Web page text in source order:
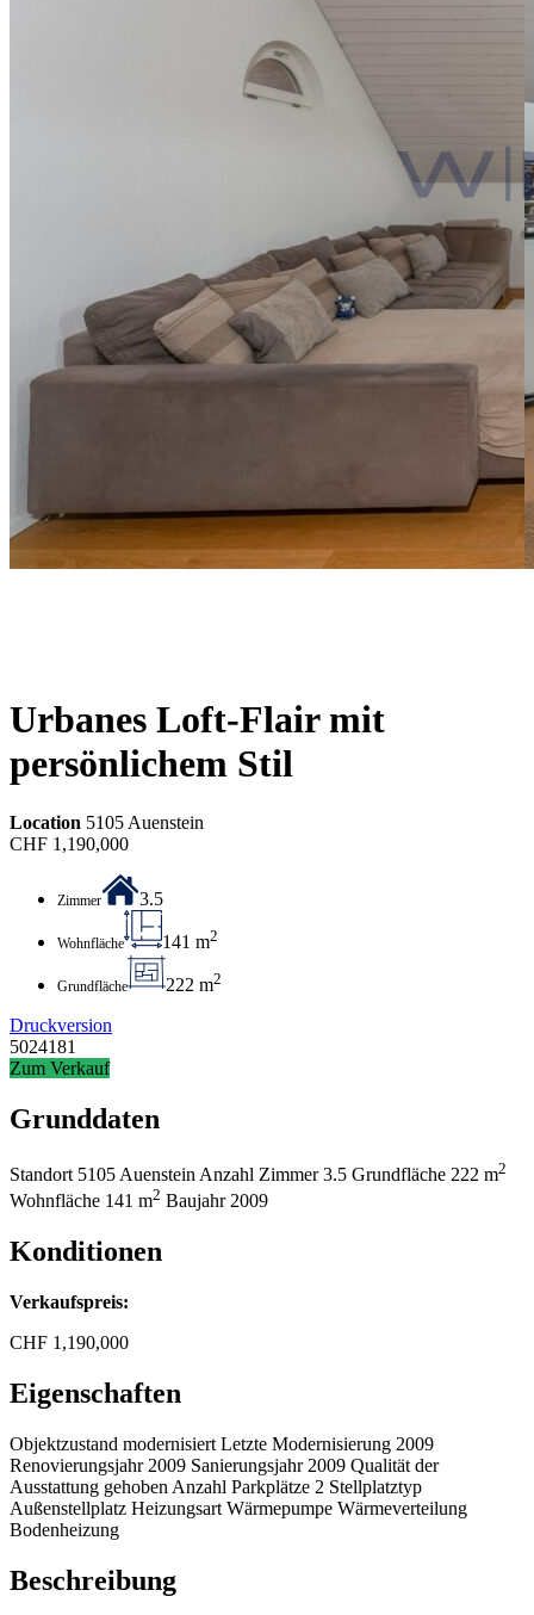
Urbanes Loft-Flair mit
persönlichem Stil
Location 5105 Auenstein
CHF 1,190,000
Zimmer 3.5
Wohnfläche 141 m2
Grundfläche 222 m2
Druckversion
5024181
Zum Verkauf
Grunddaten
Standort 5105 Auenstein Anzahl Zimmer 3.5 Grundfläche 222 m2
Wohnfläche 141 m2 Baujahr 2009
Konditionen
Verkaufspreis:
CHF 1,190,000
Eigenschaften
Objektzustand modernisiert Letzte Modernisierung 2009
Renovierungsjahr 2009 Sanierungsjahr 2009 Qualität der
Ausstattung gehoben Anzahl Parkplätze 2 Stellplatztyp
Außenstellplatz Heizungsart Wärmepumpe Wärmeverteilung
Bodenheizung
Beschreibung